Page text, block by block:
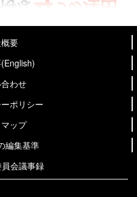
要
わせ
ポリシー
ップ
編集基準
会議事録